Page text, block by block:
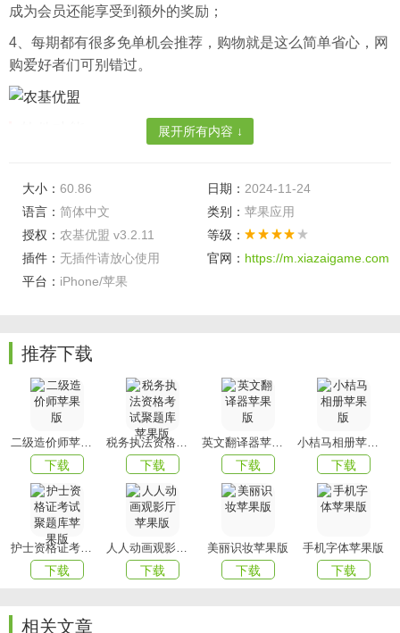
成为会员还能享受到额外的奖励；
4、每期都有很多免单机会推荐，购物就是这么简单省心，网
购爱好者们可别错过。
语音、文件；
2、同时也是您的移动端轻
系统，您可以轻松分配工作、
撰写工作报告、处理审批事件、报销费用、收发邮件等；
3、选购自己喜欢的商品，还可进入活动专区领取活动券，参
与打折商品的
抢购。
1、一个集有机商城，超值商城，BBC商城，古禅道文化为一
体的服务APP；
2、它提供会员选购心意的，能起帮助的商品，也提供学员了
以上就是xiazai小编今天为大家带来的农基优盟，想要下载更
多APP就来 mmxiazai吧!
展开所有内容 ↓
大小： 60.86 日期： 2024-11-24
语言： 简体中文 类别： 苹果应用
授权： 农基优盟 v3.2.11
等级：
插件： 无插件请放心使用 官网： https://m.xiazaigame.com
平台： iPhone/苹果
推荐下载
二级造价师苹果版
下载
税务执法资格考试聚题库苹果版
下载
英文翻译器苹果版
下载
小桔马相册苹果版
下载
护士资格证考试聚题库苹果版
下载
人人动画观影厅苹果版
下载
美丽识妆苹果版
下载
手机字体苹果版
下载
相关文章